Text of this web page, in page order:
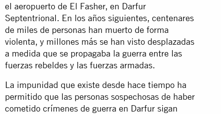
el aeropuerto de El Fasher, en Darfur
Septentrional. En los años siguientes, centenares
de miles de personas han muerto de forma
violenta, y millones más se han visto desplazadas
a medida que se propagaba la guerra entre las
fuerzas rebeldes y las fuerzas armadas.
La impunidad que existe desde hace tiempo ha
permitido que las personas sospechosas de haber
cometido crímenes de guerra en Darfur sigan